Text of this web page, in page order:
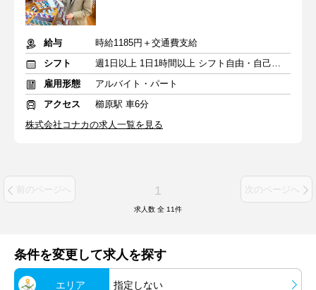
給与
時給1185円＋交通費支給
シフト
週1日以上 1日1時間以上 シフト自由・自己申告
雇用形態
アルバイト・パート
アクセス
櫛原駅 車6分
株式会社コナカの求人一覧を見る
前のページへ 1 次のページへ
求人数 全 11件
条件を変更して求人を探す
エリア 指定しない